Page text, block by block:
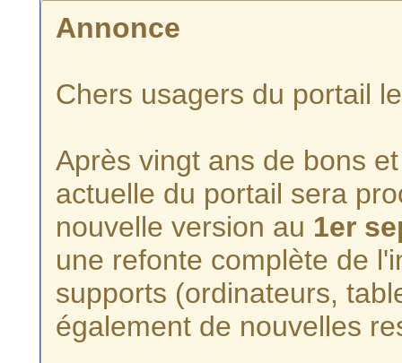
Annonce
Chers usagers du portail
Après vingt ans de bons
actuelle du portail sera
nouvelle version au 1er
une refonte complète de
supports (ordinateurs,
également de nouvelles